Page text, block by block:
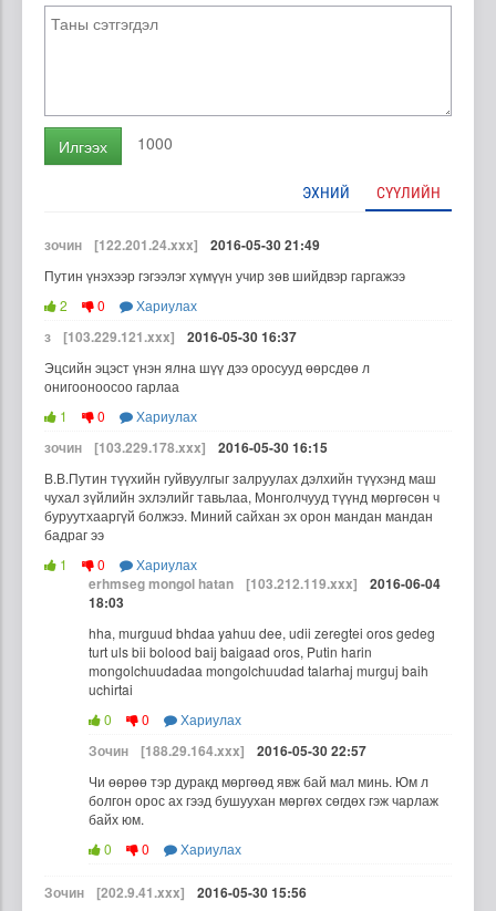
Илгээх 1000
ЭХНИЙ СҮҮЛИЙН
зочин [122.201.24.xxx] 2016-05-30 21:49
Путин үнэхээр гэгээлэг хүмүүн учир зөв шийдвэр гаргажээ
2
0 Хариулах
з [103.229.121.xxx] 2016-05-30 16:37
Эцсийн эцэст үнэн ялна шүү дээ оросууд өөрсдөө л
онигооноосоо гарлаа
1
0 Хариулах
зочин [103.229.178.xxx] 2016-05-30 16:15
В.В.Путин түүхийн гуйвуулгыг залруулах дэлхийн түүхэнд маш
чухал зүйлийн эхлэлийг тавьлаа, Монголчууд түүнд мөргөсөн ч
буруутхааргүй болжээ. Миний сайхан эх орон мандан мандан
бадраг ээ
1
0 Хариулах
erhmseg mongol hatan [103.212.119.xxx]
2016-06-04
18:03
hha, murguud bhdaa yahuu dee, udii zeregtei oros gedeg
turt uls bii bolood baij baigaad oros, Putin harin
mongolchuudadaa mongolchuudad talarhaj murguj baih
uchirtai
0
0 Хариулах
Зочин [188.29.164.xxx] 2016-05-30 22:57
Чи өөрөө тэр дуракд мөргөөд явж бай мал минь. Юм л
болгон орос ах гээд бушуухан мөргөх сөгдөх гэж чарлаж
байх юм.
0
0 Хариулах
Зочин [202.9.41.xxx] 2016-05-30 15:56